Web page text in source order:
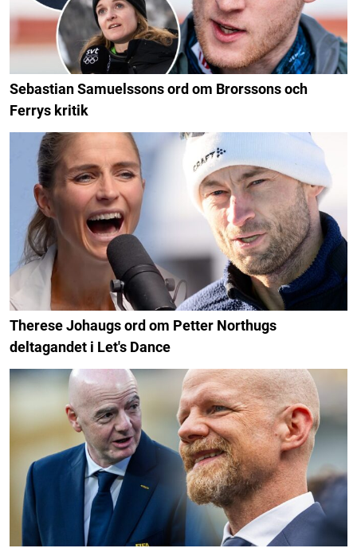
Sebastian Samuelssons ord om Brorssons och
Ferrys kritik
Therese Johaugs ord om Petter Northugs
deltagandet i Let's Dance